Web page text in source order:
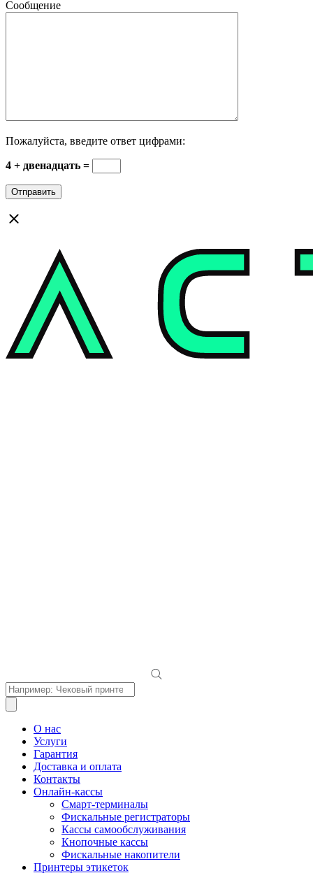
Сообщение
Пожалуйста, введите ответ цифрами:
4 + двенадцать =
Поиск
товаров
О нас
Услуги
Гарантия
Доставка и оплата
Контакты
Онлайн-кассы
Смарт-терминалы
Фискальные регистраторы
Кассы самообслуживания
Кнопочные кассы
Фискальные накопители
Принтеры этикеток